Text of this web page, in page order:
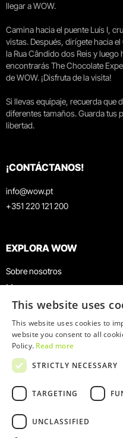
llegar a WOW.
Camina hacia el puente Luís I,
vistas. Después, dirígete hacia
la Rua Cândido dos Reis y luego
encontrarás The Chocolate
de WOW. ¡Disfruta de la visita!
Si llevas equipaje, recuerda que
diferentes tamaños. Guarda tus
libertad.
¡CONTÁCTANOS!
info@wow.pt
+351 220 121 200
EXPLORA WOW
Sobre nosotros
Museos
Agenda
Noticias
Restaurantes
Tarjeta WOW
Grupos y eventos
Servicio educativo
This website uses
This website uses cookies to
website you consent to all
Policy. Read more
STRICTLY NECESSARY
TARGETING
UNCLASSIFIED